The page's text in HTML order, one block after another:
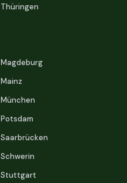
Thüringen
Magdeburg
Mainz
München
Potsdam
Saarbrücken
Schwerin
Stuttgart